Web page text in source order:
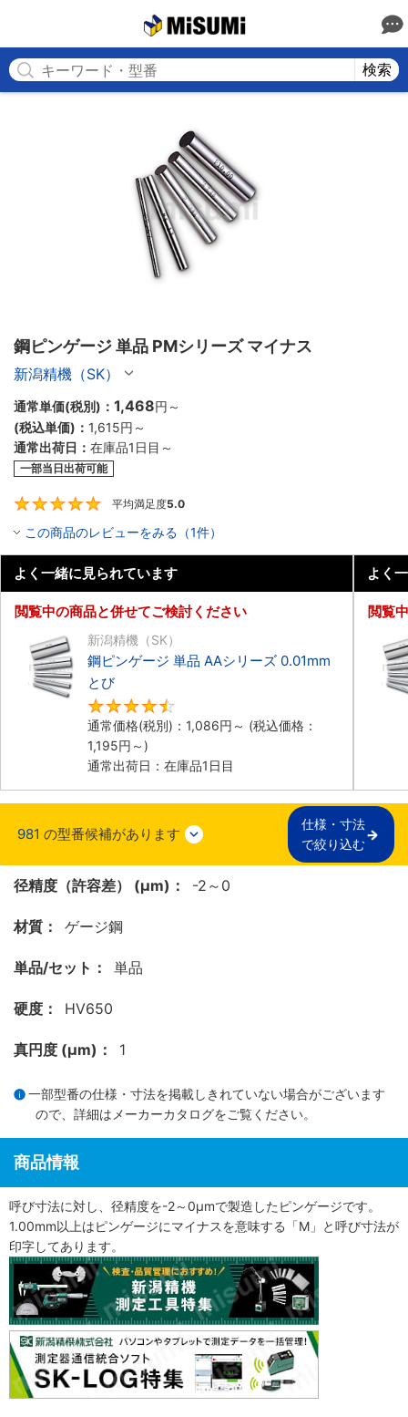
検索
鋼ピンゲージ 単品 PMシリーズ マイナス
新潟精機（SK）
通常単価(税別)： 1,468円 ～
(税込単価)： 1,615円 ～
通常出荷日： 在庫品1日目～
一部当日出荷可能
平均満足度5.0
この商品のレビューをみる（1件）
よく一緒に見られています
閲覧中の商品と併せてご検討ください
新潟精機（SK）
鋼ピンゲージ 単品 AAシリーズ 0.01mm
とび
通常価格(税別)： 1,086円 ～ (税込価格：
1,195円 ～)
通常出荷日：在庫品1日目
よく
閲覧
981 の型番候補があります
仕様・寸法
で絞り込む
径精度（許容差） (μm)： -2～0
材質： ゲージ鋼
単品/セット： 単品
硬度： HV650
真円度 (μm)： 1
一部型番の仕様・寸法を掲載しきれていない場合がございます
ので、詳細は メーカーカタログをご覧ください。
商品情報
呼び寸法に対し、径精度を-2～0μmで製造したピンゲージです。
1.00mm以上はピンゲージにマイナスを意味する「M」と呼び寸法が
印字してあります。